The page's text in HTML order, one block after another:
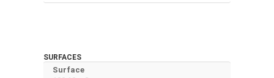
SURFACES
Surface